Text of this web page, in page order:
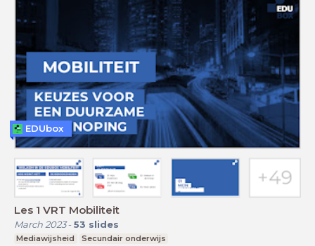
Les 1 VRT Mobiliteit
March 2023- 53 slides
Mediawijsheid Secundair onderwijs
EDUbox